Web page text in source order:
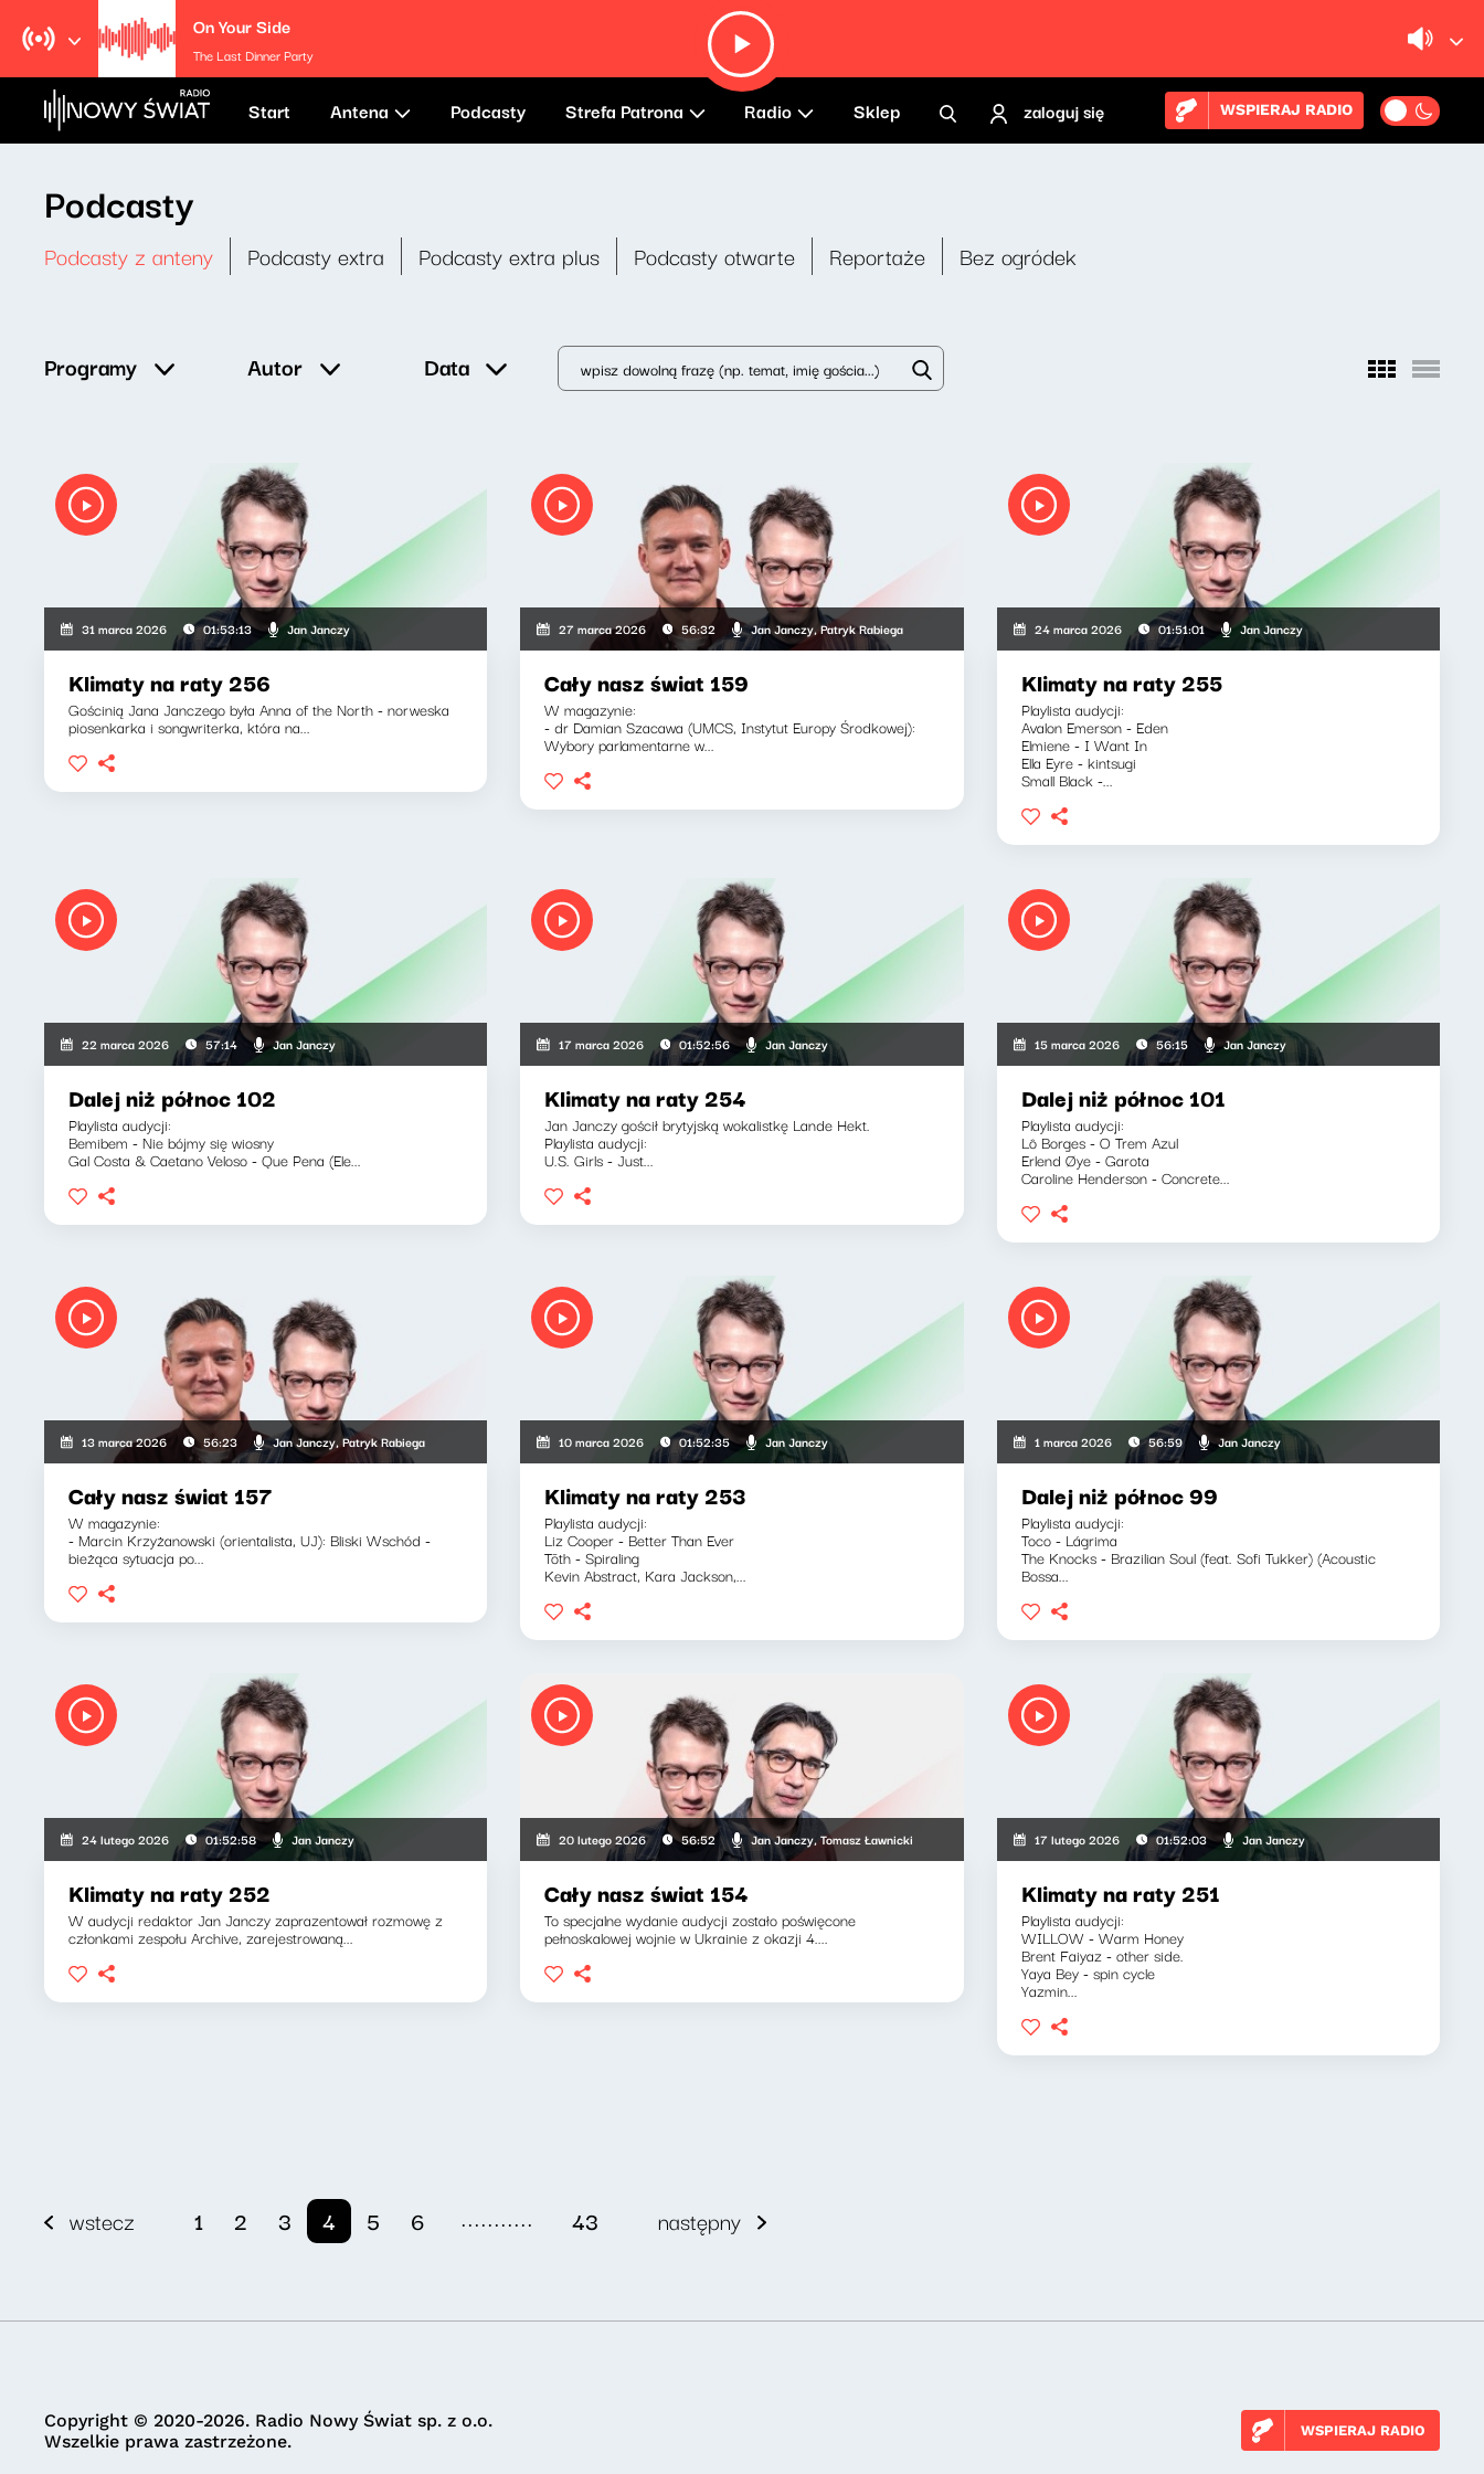
On Your Side
The Last Dinner Party
Start Antena Podcasty Strefa Patrona Radio Sklep zaloguj się WSPIERAJ RADIO
Podcasty
Podcasty z anteny Podcasty extra Podcasty extra plus Podcasty otwarte Reportaże Bez ogródek
Programy Autor Data
31 marca 2026 01:53:13 Jan Janczy
Klimaty na raty 256
Gościnią Jana Janczego była Anna of the North - norweska
piosenkarka i songwriterka, która na...
27 marca 2026 56:32 Jan Janczy, Patryk Rabiega
Cały nasz świat 159
W magazynie:
- dr Damian Szacawa (UMCS, Instytut Europy Środkowej):
Wybory parlamentarne w...
24 marca 2026 01:51:01 Jan Janczy
Klimaty na raty 255
Playlista audycji:
Avalon Emerson - Eden
Elmiene - I Want In
Ella Eyre - kintsugi
Small Black -...
22 marca 2026 57:14 Jan Janczy
Dalej niż północ 102
Playlista audycji:
Bemibem - Nie bójmy się wiosny
Gal Costa & Caetano Veloso - Que Pena (Ele...
17 marca 2026 01:52:56 Jan Janczy
Klimaty na raty 254
Jan Janczy gościł brytyjską wokalistkę Lande Hekt.
Playlista audycji:
U.S. Girls - Just...
15 marca 2026 56:15 Jan Janczy
Dalej niż północ 101
Playlista audycji:
Lô Borges - O Trem Azul
Erlend Øye - Garota
Caroline Henderson - Concrete...
13 marca 2026 56:23 Jan Janczy, Patryk Rabiega
Cały nasz świat 157
W magazynie:
- Marcin Krzyżanowski (orientalista, UJ): Bliski Wschód -
bieżąca sytuacja po...
10 marca 2026 01:52:35 Jan Janczy
Klimaty na raty 253
Playlista audycji:
Liz Cooper - Better Than Ever
Tōth - Spiraling
Kevin Abstract, Kara Jackson,...
1 marca 2026 56:59 Jan Janczy
Dalej niż północ 99
Playlista audycji:
Toco - Lágrima
The Knocks - Brazilian Soul (feat. Sofi Tukker) (Acoustic
Bossa...
24 lutego 2026 01:52:58 Jan Janczy
Klimaty na raty 252
W audycji redaktor Jan Janczy zaprazentował rozmowę z
członkami zespołu Archive, zarejestrowaną...
20 lutego 2026 56:52 Jan Janczy, Tomasz Ławnicki
Cały nasz świat 154
To specjalne wydanie audycji zostało poświęcone
pełnoskalowej wojnie w Ukrainie z okazji 4....
17 lutego 2026 01:52:03 Jan Janczy
Klimaty na raty 251
Playlista audycji:
WILLOW - Warm Honey
Brent Faiyaz - other side.
Yaya Bey - spin cycle
Yazmin...
wstecz 1 2 3 4 5 6 ........... 43 następny
Copyright © 2020-2026. Radio Nowy Świat sp. z o.o.
Wszelkie prawa zastrzeżone.
WSPIERAJ RADIO